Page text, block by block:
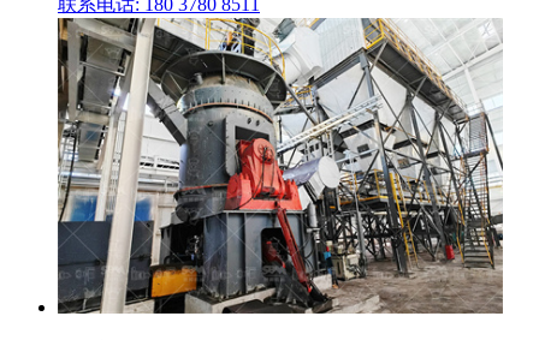
联系电话: 180 3780 8511